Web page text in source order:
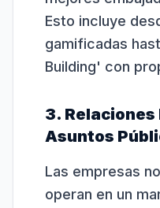
Esto incluye
gamificadas
Building' con
3.
Asuntos
Las empresas
operan en un